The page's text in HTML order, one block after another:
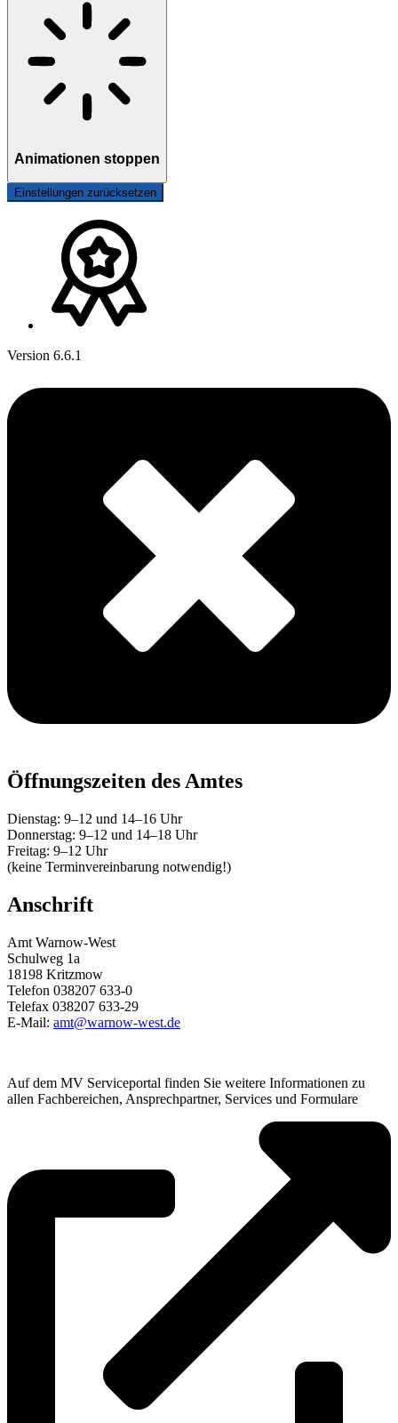
Animationen stoppen
Einstellungen zurücksetzen
Version 6.6.1
Öffnungszeiten des Amtes
Dienstag: 9–12 und 14–16 Uhr
Donnerstag: 9–12 und 14–18 Uhr
Freitag: 9–12 Uhr
(keine Terminvereinbarung notwendig!)
Anschrift
Amt Warnow-West
Schulweg 1a
18198 Kritzmow
Telefon 038207 633-0
Telefax 038207 633-29
E-Mail: amt@warnow-west.de
Auf dem MV Serviceportal finden Sie weitere Informationen zu
allen Fachbereichen, Ansprechpartner, Services und Formulare